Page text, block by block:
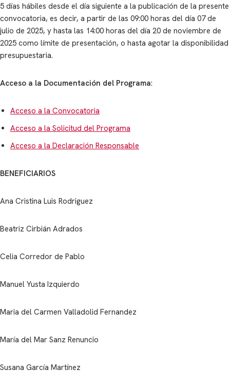
5 días hábiles desde el día siguiente a la publicación de la presente
convocatoria, es decir, a partir de las 09:00 horas del día 07 de
julio de 2025, y hasta las 14:00 horas del día 20 de noviembre de
2025 como límite de presentación, o hasta agotar la disponibilidad
presupuestaria.
Acceso a la Documentación del Programa:
Acceso a la Convocatoria
Acceso a la Solicitud del Programa
Acceso a la Declaración Responsable
BENEFICIARIOS
Ana Cristina Luis Rodriguez
Beatriz Cirbián Adrados
Celia Corredor de Pablo
Manuel Yusta Izquierdo
Maria del Carmen Valladolid Fernandez
María del Mar Sanz Renuncio
Susana García Martínez